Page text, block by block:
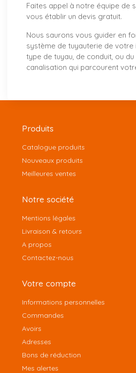
Faites appel à notre équipe de
vous établir un devis gratuit.
Nous saurons vous guider en
système de tuyauterie de votre
type de tuyau, de conduit, ou
canalisation qui parcourent
Produits
Catalogue produits
Nouveaux produits
Meilleures ventes
Notre société
Mentions légales
Livraison & retours
A propos
Contactez-nous
Votre compte
Informations personnelles
Commandes
Avoirs
Adresses
Bons de réduction
Mes alertes